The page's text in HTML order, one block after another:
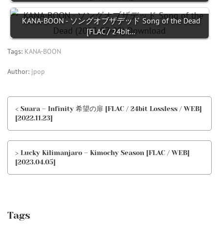
KANA-BOON - ソングオブザデッド Song of the Dead
[FLAC / 24bit…
Tags: KANA-BOON
Author: jpop
< Suara – Infinity 希望の扉 [FLAC / 24bit Lossless / WEB]
[2022.11.23]
> Lucky Kilimanjaro – Kimochy Season [FLAC / WEB]
[2023.04.05]
Tags